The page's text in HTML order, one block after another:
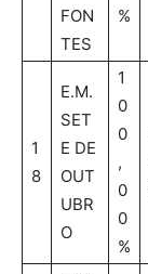
FON
TES
%
1
8
E.M.
SET
E DE
OUT
UBR
O
1
0
0
,
0
0
%